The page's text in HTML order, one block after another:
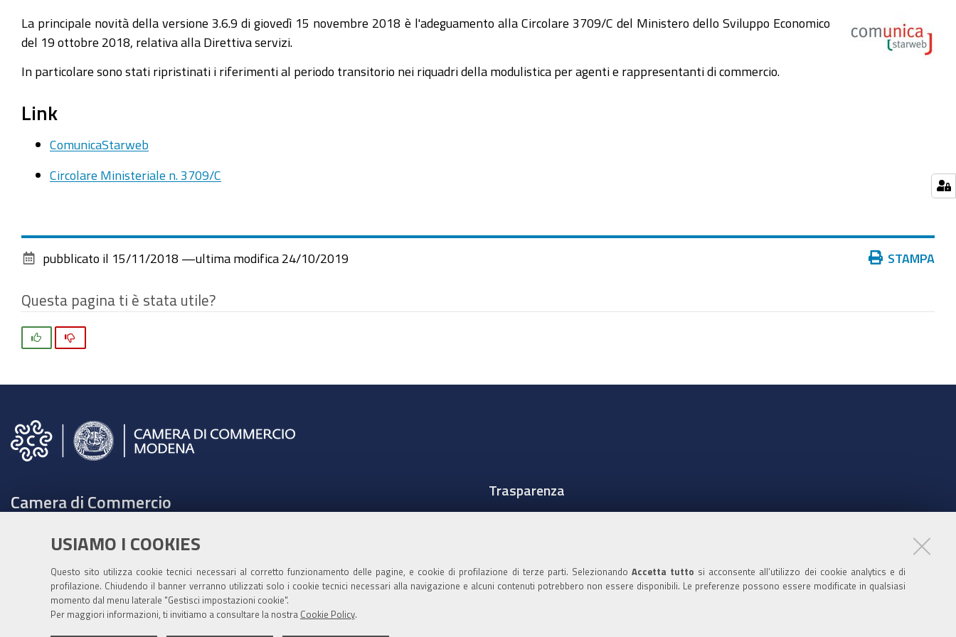
USIAMO I COOKIES
Questo sito utilizza cookie tecnici necessari al corretto funzionamento delle pagine, e cookie di profilazione di terze parti. SelezionandoAccetta tutto si acconsente all’utilizzo dei cookie analytics e di
profilazione. Chiudendo il banner verranno utilizzati solo i cookie tecnici necessari alla navigazione e alcuni contenuti potrebbero non essere disponibili. Le preferenze possono essere modificate in qualsiasi
momento dal menu laterale "Gestisci impostazioni cookie".
Per maggiori informazioni, ti invitiamo a consultare la nostra Cookie Policy
La principale novità della versione 3.6.9 di giovedì 15 novembre 2018 è l'adeguamento alla Circolare 3709/C del Ministero dello Sviluppo Economico
del 19 ottobre 2018, relativa alla Direttiva servizi.
In particolare sono stati ripristinati i riferimenti al periodo transitorio nei riquadri della modulistica per agenti e rappresentanti di commercio.
Link
ComunicaStarweb
Circolare Ministeriale n. 3709/C
Azioni STAMPA
pubblicato il 15/11/2018 —ultima modifica 24/10/2019
Questa pagina ti è stata utile?
Camera di Commercio
Tel. 059208111 -URP
Contabilità speciale Banca d'Italia:
IT75Q 01000 04306 TU00 0001 3855
Fatt. elettronica - Cod. univoco: XECKYI
Trasparenza
Pubblicità Legale